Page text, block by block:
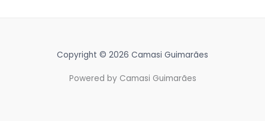
Copyright © 2026 Camasi Guimarães
Powered by Camasi Guimarães